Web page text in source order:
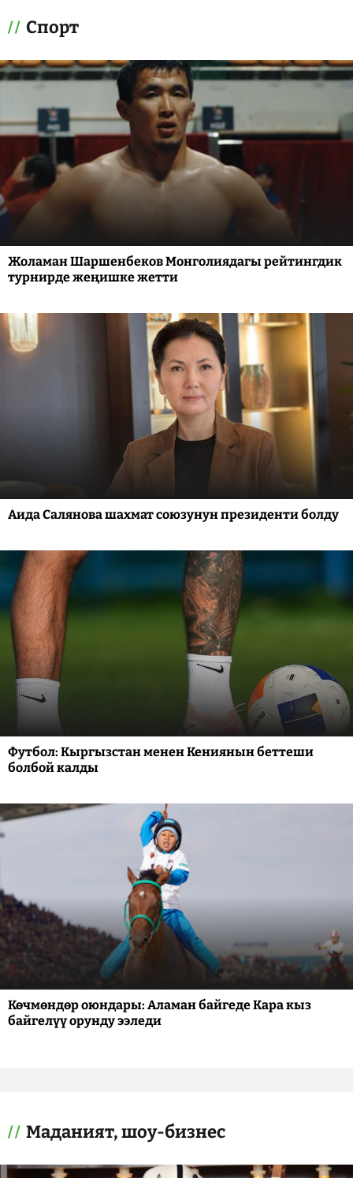
Спорт
Жоламан Шаршенбеков Монголиядагы рейтингдик
турнирде жеңишке жетти
Аида Салянова шахмат союзунун президенти болду
Футбол: Кыргызстан менен Кениянын беттеши
болбой калды
Көчмөндөр оюндары: Аламан байгеде Кара кыз
байгелүү орунду ээледи
Маданият, шоу-бизнес